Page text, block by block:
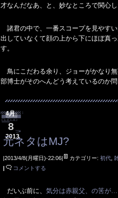
才なんだなあ、と、妙なところで関心
諸君の中で、一番スコープを見やす
出していなくて顔の上から下にほぼ真
す。
鳥にこだわる余り、ジョーがかなり
部博士がそのへんどう考えているのか
4月
8
2013
元ネタはMJ?
|2013/4/8(月曜日)-22:06| カテゴリー:初代 ,
|
コメントする
だいぶ前に、気分は赤親父、の筈が